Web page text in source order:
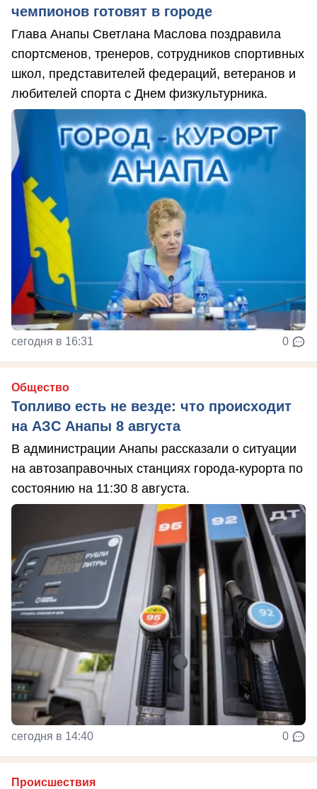
чемпионов готовят в городе
Глава Анапы Светлана Маслова поздравила
спортсменов, тренеров, сотрудников спортивных
школ, представителей федераций, ветеранов и
любителей спорта с Днем физкультурника.
сегодня в 16:31 0
Общество
Топливо есть не везде: что происходит
на АЗС Анапы 8 августа
В администрации Анапы рассказали о ситуации
на автозаправочных станциях города-курорта по
состоянию на 11:30 8 августа.
сегодня в 14:40 0
Происшествия